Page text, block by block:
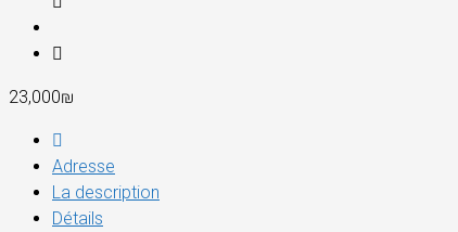
23,000₪
Adresse
La description
Détails